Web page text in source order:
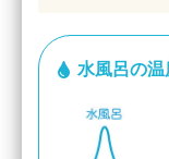
水風呂の温